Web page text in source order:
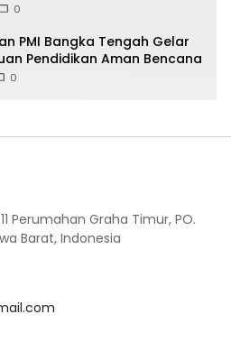
0
PMI Bangka Tengah Gelar
Pendidikan Aman Bencana
0
Perumahan Graha Timur, PO.
Barat, Indonesia